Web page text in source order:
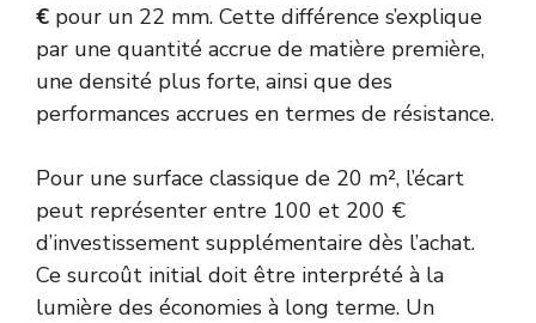
€ pour un 22 mm. Cette différence s’explique
par une quantité accrue de matière première,
une densité plus forte, ainsi que des
performances accrues en termes de résistance.
Pour une surface classique de 20 m², l’écart
peut représenter entre 100 et 200 €
d’investissement supplémentaire dès l’achat.
Ce surcoût initial doit être interprété à la
lumière des économies à long terme. Un